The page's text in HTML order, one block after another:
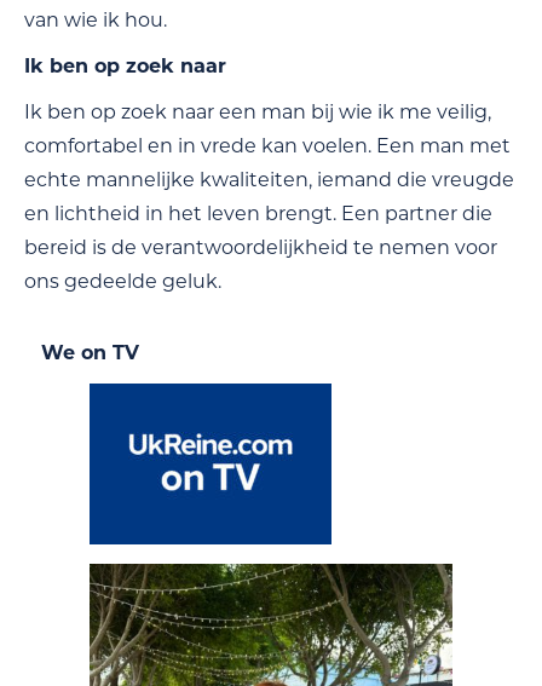
van wie ik hou.
Ik ben op zoek naar
Ik ben op zoek naar een man bij wie ik me veilig,
comfortabel en in vrede kan voelen. Een man met
echte mannelijke kwaliteiten, iemand die vreugde
en lichtheid in het leven brengt. Een partner die
bereid is de verantwoordelijkheid te nemen voor
ons gedeelde geluk.
We on TV